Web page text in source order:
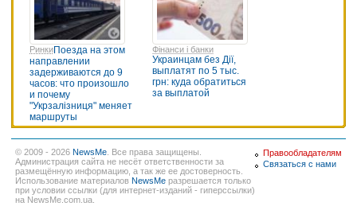
РинкиПоезда на этом
направлении
задерживаются до 9
часов: что произошло
и почему
"Укрзалізниця" меняет
маршруты
Фінанси і банки
Украинцам без Дії,
выплатят по 5 тыс.
грн: куда обратиться
за выплатой
© 2009 - 2026 NewsMe . Все права защищены.
Администрация сайта не несёт ответственности за
размещённую информацию, а так же ее достоверность.
Использование материалов NewsMe разрешается только
при условии ссылки (для интернет-изданий - гиперссылки)
на NewsMe.com.ua.
Правообладателям
Связаться с нами